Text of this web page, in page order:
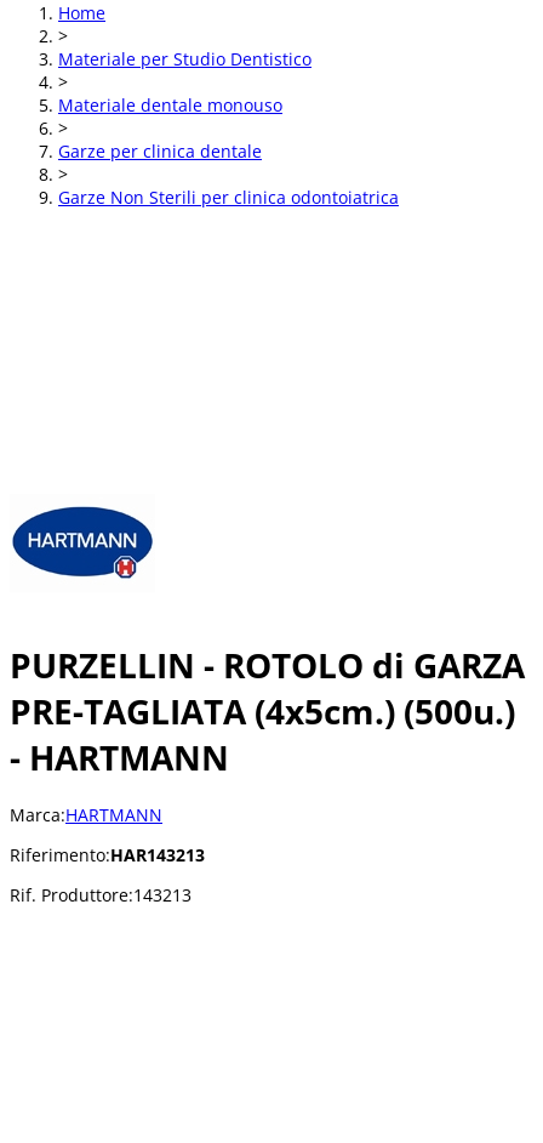
Home
>
Materiale per Studio Dentistico
>
Materiale dentale monouso
>
Garze per clinica dentale
>
Garze Non Sterili per clinica odontoiatrica
PURZELLIN - ROTOLO di GARZA
PRE-TAGLIATA (4x5cm.) (500u.)
- HARTMANN
Marca:HARTMANN
Riferimento:HAR143213
Rif. Produttore:143213